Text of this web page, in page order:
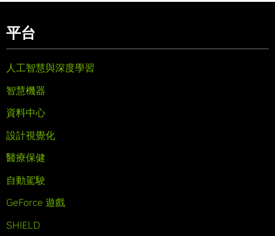
平台
人工智慧與深度學習
智慧機器
資料中心
設計視覺化
醫療保健
自動駕駛
GeForce 遊戲
SHIELD